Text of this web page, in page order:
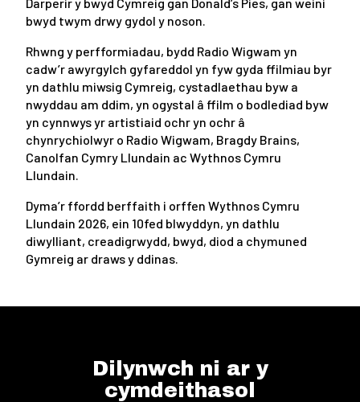
bwyd twym drwy gydol y noson.
Rhwng y perfformiadau, bydd Radio Wigwam yn
cadw’r awyrgylch gyfareddol yn fyw gyda ffilmiau byr
yn dathlu miwsig Cymreig, cystadlaethau byw a
nwyddau am ddim, yn ogystal â ffilm o bodlediad byw
yn cynnwys yr artistiaid ochr yn ochr â
chynrychiolwyr o Radio Wigwam, Bragdy Brains,
Canolfan Cymry Llundain ac Wythnos Cymru
Llundain.
Dyma’r ffordd berffaith i orffen Wythnos Cymru
Llundain 2026, ein 10fed blwyddyn, yn dathlu
diwylliant, creadigrwydd, bwyd, diod a chymuned
Gymreig ar draws y ddinas.
Dilynwch ni ar y
cymdeithasol